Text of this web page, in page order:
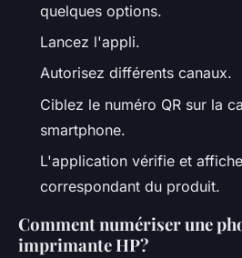
quelques options.
Lancez l'appli.
Autorisez différents canaux.
Ciblez le numéro QR sur la
smartphone.
L'application vérifie et
correspondant du produit.
Comment numériser une
imprimante HP?